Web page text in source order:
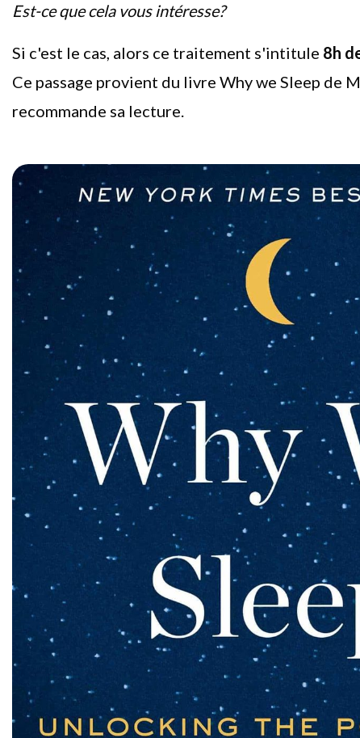
Est-ce que cela vous intéresse?
Si c'est le cas, alors ce traitement s'intitule 8h
Ce passage provient du livre Why we Sleep de
recommande sa lecture.